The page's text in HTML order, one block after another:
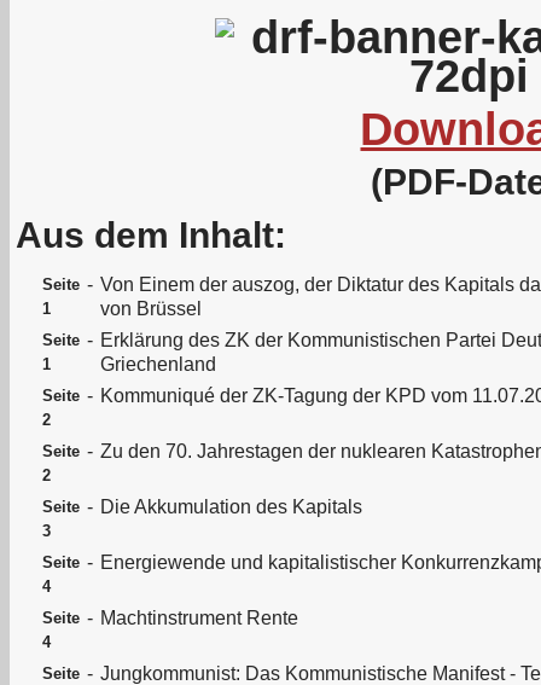
(PDF-
Aus dem Inhalt:
Seite
1
- Von Einem der auszog, der Diktatur des Kapitals
von Brüssel
Seite
1
- Erklärung des ZK der Kommunistischen Partei
Griechenland
Seite
2
- Kommuniqué der ZK-Tagung der KPD vom
Seite
2
- Zu den 70. Jahrestagen der nuklearen
Seite
3
- Die Akkumulation des Kapitals
Seite
4
- Energiewende und kapitalistischer
Seite
4
- Machtinstrument Rente
Seite - Jungkommunist: Das Kommunistische Manifest -